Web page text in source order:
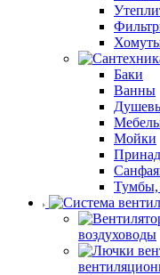
Баки
Ванны
Мойки
Тумбы,
воздуховоды